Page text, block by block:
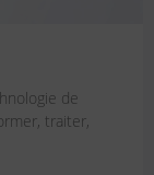
de
traiter,